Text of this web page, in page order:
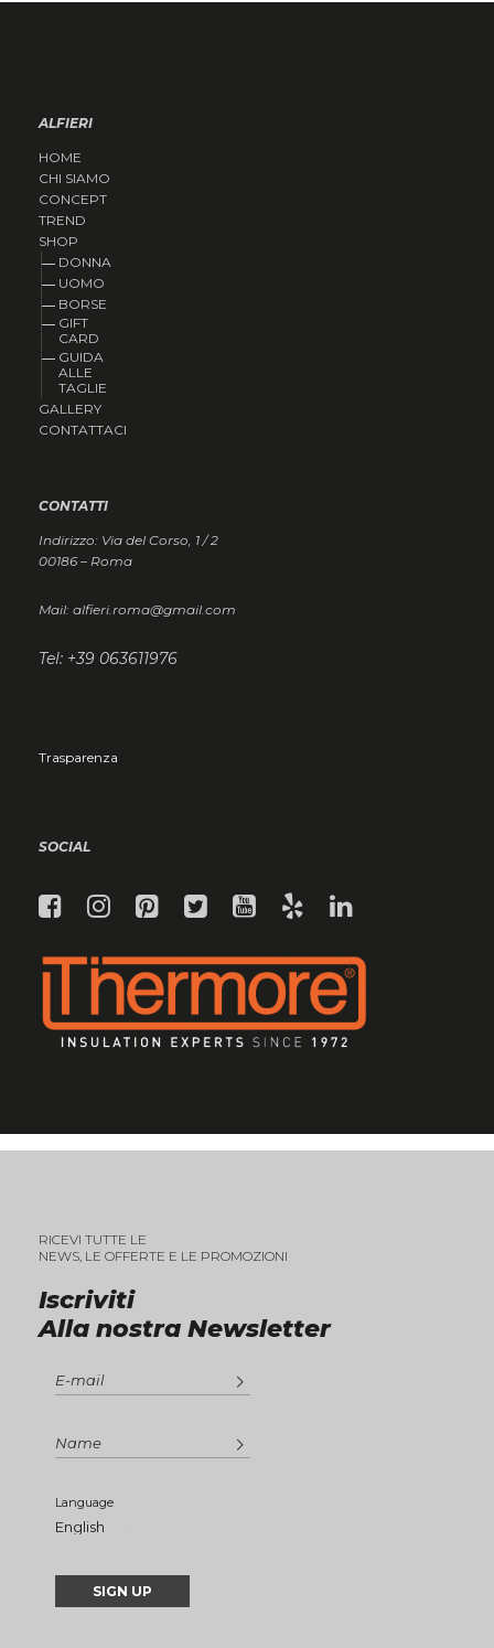
ALFIERI
HOME
CHI SIAMO
CONCEPT
TREND
SHOP
DONNA
UOMO
BORSE
GIFT
CARD
GUIDA
ALLE
TAGLIE
GALLERY
CONTATTACI
CONTATTI
Indirizzo: Via del Corso, 1 / 2
00186 – Roma
Mail: alfieri.roma@gmail.com
Tel: +39 063611976
Trasparenza
SOCIAL
Iscriviti
Alla nostra Newsletter
RICEVI TUTTE LE
NEWS, LE OFFERTE E LE PROMOZIONI
Language